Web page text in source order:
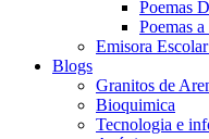
Poemas
Poemas
Emisora
Blogs
Granitos de
Bioquimica
Tecnologia e